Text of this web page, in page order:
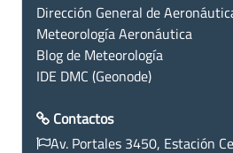
Dirección General de
Meteorología Aeronáutica
Blog de Meteorología
IDE DMC (Geonode)
Contactos
Av. Portales 3450, Estación